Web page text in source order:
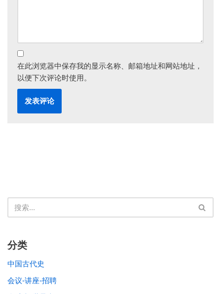
在此浏览器中保存我的显示名称、邮箱地址和网站地址，
以便下次评论时使用。
分类
中国古代史
会议-讲座-招聘